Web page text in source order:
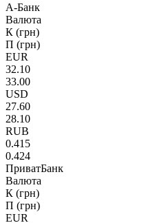
А-Банк
Валюта
К (грн)
П (грн)
EUR
32.10
33.00
USD
27.60
28.10
RUB
0.415
0.424
ПриватБанк
Валюта
К (грн)
П (грн)
EUR